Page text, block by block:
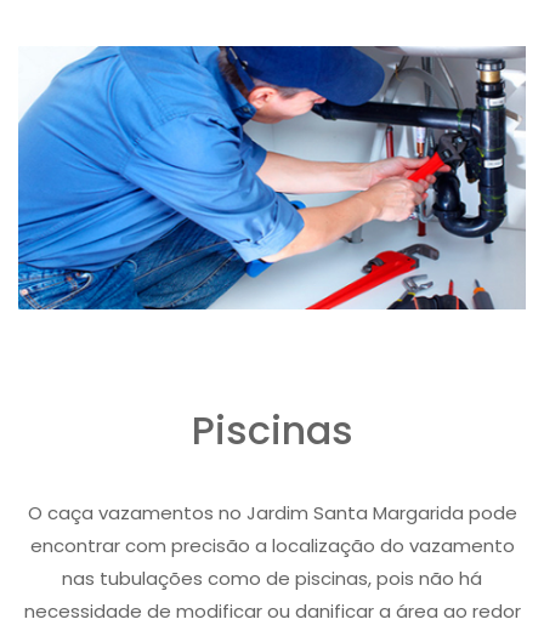
Piscinas
O caça vazamentos no Jardim Santa Margarida pode
encontrar com precisão a localização do vazamento
nas tubulações como de piscinas, pois não há
necessidade de modificar ou danificar a área ao redor